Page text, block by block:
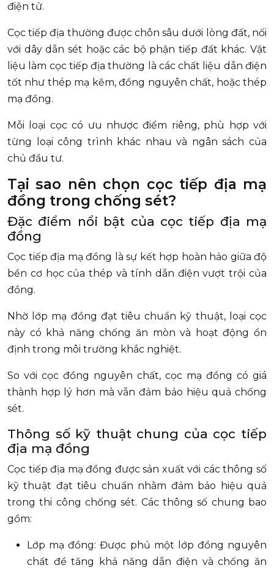
điện tử.
Cọc tiếp địa thường được chôn sâu dưới lòng đất, nối
với dây dẫn sét hoặc các bộ phận tiếp đất khác. Vật
liệu làm cọc tiếp địa thường là các chất liệu dẫn điện
tốt như thép mạ kẽm, đồng nguyên chất, hoặc thép
mạ đồng.
Mỗi loại cọc có ưu nhược điểm riêng, phù hợp với
từng loại công trình khác nhau và ngân sách của
chủ đầu tư.
Tại sao nên chọn cọc tiếp địa mạ
đồng trong chống sét?
Đặc điểm nổi bật của cọc tiếp địa mạ
đồng
Cọc tiếp địa mạ đồng là sự kết hợp hoàn hảo giữa độ
bền cơ học của thép và tính dẫn điện vượt trội của
đồng.
Nhờ lớp mạ đồng đạt tiêu chuẩn kỹ thuật, loại cọc
này có khả năng chống ăn mòn và hoạt động ổn
định trong môi trường khắc nghiệt.
So với cọc đồng nguyên chất, cọc mạ đồng có giá
thành hợp lý hơn mà vẫn đảm bảo hiệu quả chống
sét.
Thông số kỹ thuật chung của cọc tiếp
địa mạ đồng
Cọc tiếp địa mạ đồng được sản xuất với các thông số
kỹ thuật đạt tiêu chuẩn nhằm đảm bảo hiệu quả
trong thi công chống sét. Các thông số chung bao
gồm:
Lớp mạ đồng: Được phủ một lớp đồng nguyên
chất để tăng khả năng dẫn điện và chống ăn